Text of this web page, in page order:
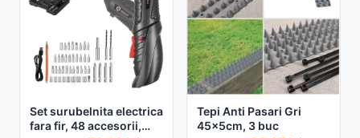
Set surubelnita electrica
fara fir, 48 accesorii,
Tepi Anti Pasari Gri
45x5cm, 3 buc